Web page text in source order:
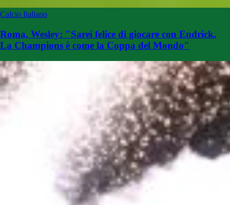
Calcio Italiano
Roma, Wesley: "Sarei felice di giocare con Endrick.
La Champions è come la Coppa del Mondo"